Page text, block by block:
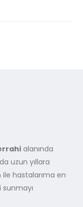
alanında
uzun yıllara
hastalarıma en